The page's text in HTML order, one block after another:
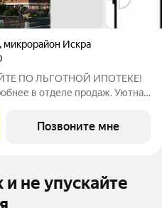
, микрорайон Искра
ПО ЛЬГОТНОЙ ИПОТЕКЕ!
в отделе продаж. Уютная
продуманная
Позвоните мне
не упускайте